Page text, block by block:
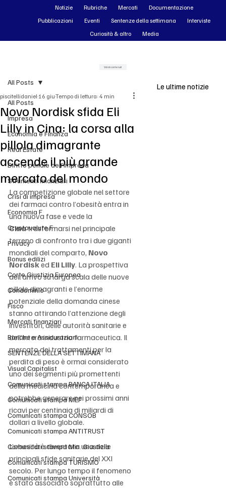
All Posts
Impresa
Economia e Finanza
Real Estate
Diritto penale dell'impresa
Strumenti finanziari
Crisi di impresa
Economia F
Cryptovalute F
Privacy
Bonus edilizi
Corte Giustizia Europea
Condominio
Fisco
Mercati finanziari
Banche e Assicurazioni
SENTENZE DELLA SETTIMANA
Visual Capitalist
Comunicati stampa BANCA ITALIA
Comunicati stampa MEF
Comunicati stampa CONSOB
Comunicati stampa ANTITRUST
Comunicati stampa Min. Giustizia
Comunicati stampa TURISMO
Comunicati stampa Università
All Posts
Novo Nordisk sfida Eli
Lilly in Cina: la corsa alla
pillola dimagrante
accende il più grande
mercato del mondo
piscitellidaniel 16 giuTempo di lettura: 4 min
La competizione globale nel settore
dei farmaci contro l’obesità entra in
una nuova fase e vede la
Cina trasformarsi nel principale
terreno di confronto tra i due giganti
mondiali del comparto, Novo
Nordisk ed Eli Lilly. La prospettiva
dell’arrivo su larga scala delle nuove
pillole dimagranti e l’enorme
potenziale della domanda cinese
stanno attirando l’attenzione degli
investitori, delle autorità sanitarie e
dell’intera industria farmaceutica. Il
mercato dei trattamenti per la
perdita di peso è ormai considerato
uno dei segmenti più promettenti
della medicina contemporanea e
potrebbe generare nei prossimi anni
ricavi per centinaia di miliardi di
dollari a livello globale.
L’obesità è diventata una delle
principali sfide sanitarie del XXI
secolo. Per lungo tempo il fenomeno
è stato associato soprattutto alle
Le ultime notizie
Notizie Rubriche Mercati
Documentazione
Pubblicazioni
Eventi Sentenze della settimana
Interviste
Curiosità & altro
Media
Vai ai contenuti